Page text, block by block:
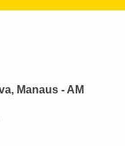
Manaus - AM